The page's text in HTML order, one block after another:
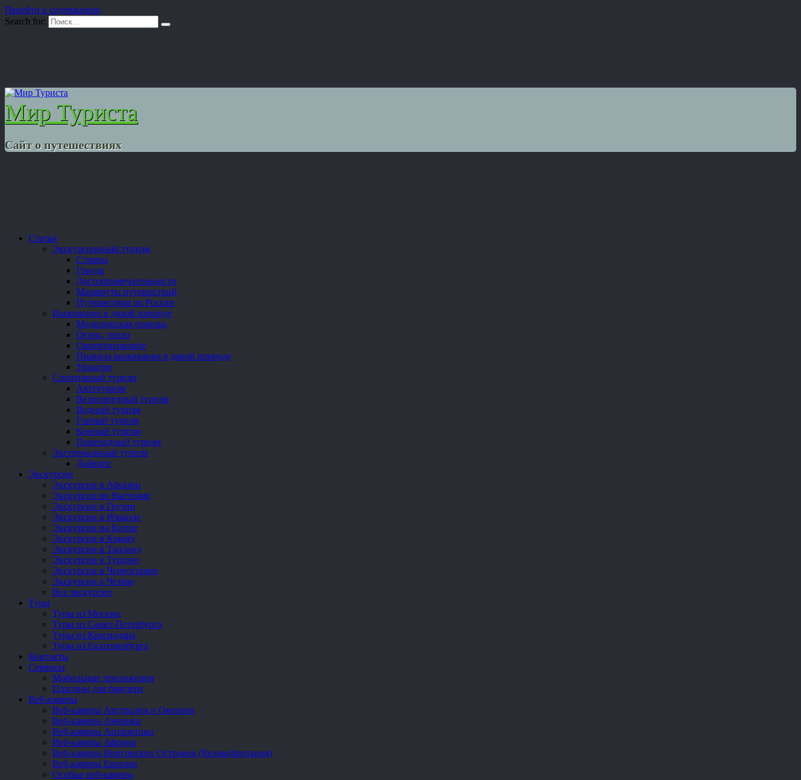
Перейти к содержанию
Search for:
Мир Туриста
Сайт о путешествиях
Статьи
Экскурсионный туризм
Страны
Города
Достопримечательности
Маршруты путешествий
Путешествия по России
Выживание в дикой природе
Медицинская помощь
Огонь, тепло
Ориентирование
Правила выживания в дикой природе
Укрытие
Спортивный туризм
Автотуризм
Велосипедный туризм
Водный туризм
Горный туризм
Конный туризм
Пешеходный туризм
Экстремальный туризм
Дайвинг
Экскурсии
Экскурсии в Абхазии
Экскурсии во Вьетнаме
Экскурсии в Грузии
Экскурсии в Израиле
Экскурсии на Кипре
Экскурсии в Крыму
Экскурсии в Таиланд
Экскурсии в Турцию
Экскурсии в Черногорию
Экскурсии в Чехию
Все экскурсии
Туры
Туры из Москвы
Туры из Санкт-Петербурга
Туры из Краснодара
Туры из Екатеринбурга
Контакты
Сервисы
Мобильные приложения
Плагины для браузера
Веб-камеры
Веб-камеры Австралии и Океании
Веб-камеры Америки
Веб-камеры Антарктики
Веб-камеры Африки
Веб-камеры Виргинских Островов (Великобритания)
Веб-камеры Евразии
Особые веб-камеры